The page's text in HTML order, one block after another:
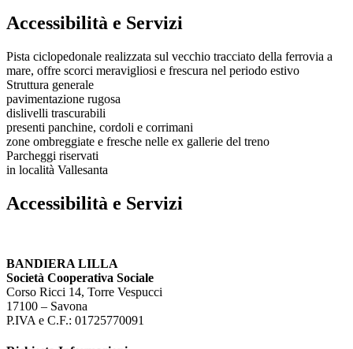
Accessibilità e Servizi
Pista ciclopedonale realizzata sul vecchio tracciato della ferrovia a
mare, offre scorci meravigliosi e frescura nel periodo estivo
Struttura generale
pavimentazione rugosa
dislivelli trascurabili
presenti panchine, cordoli e corrimani
zone ombreggiate e fresche nelle ex gallerie del treno
Parcheggi riservati
in località Vallesanta
Accessibilità e Servizi
BANDIERA LILLA
Società Cooperativa Sociale
Corso Ricci 14, Torre Vespucci
17100 – Savona
P.IVA e C.F.: 01725770091